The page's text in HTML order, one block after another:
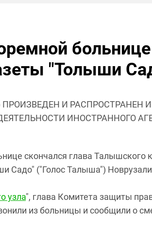
больнице
"Толыши
И РАСПРОСТРАНЕН
ИНОСТРАННОГО
скончался глава Талышского
Садо" ("Голос Талыша")
узла", глава Комитета защиты
из больницы и сообщили о